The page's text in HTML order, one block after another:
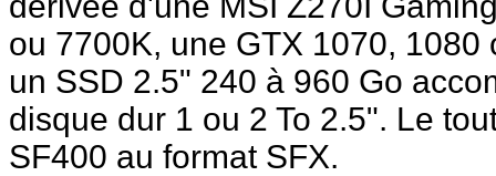
ou 7700K, une GTX 1070,
un SSD 2.5" 240 à 960 Go
disque dur 1 ou 2 To 2.5". Le
SF400 au format SFX.